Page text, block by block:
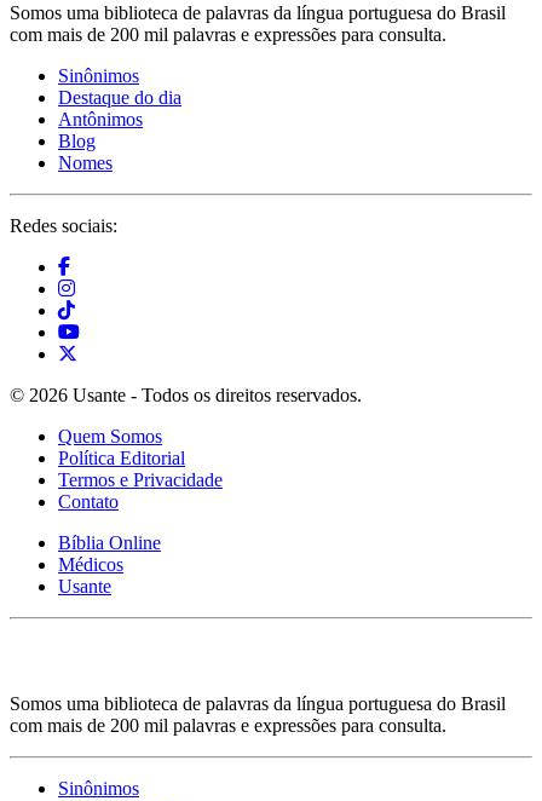
Somos uma biblioteca de palavras da língua portuguesa do Brasil
com mais de 200 mil palavras e expressões para consulta.
Sinônimos
Destaque do dia
Antônimos
Blog
Nomes
Redes sociais:
© 2026 Usante - Todos os direitos reservados.
Quem Somos
Política Editorial
Termos e Privacidade
Contato
Bíblia Online
Médicos
Usante
Somos uma biblioteca de palavras da língua portuguesa do Brasil
com mais de 200 mil palavras e expressões para consulta.
Sinônimos